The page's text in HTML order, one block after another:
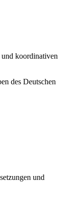
und koordinativen
des Deutschen
und